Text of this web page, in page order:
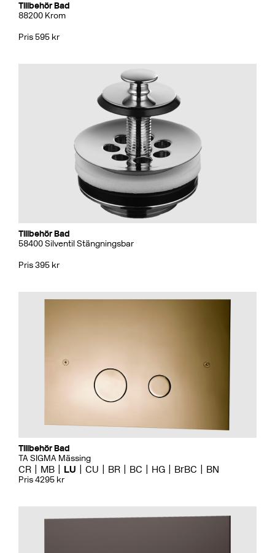
Tillbehör Bad
88200 Krom
Pris 595 kr
Tillbehör Bad
58400 Silventil Stängningsbar
Pris 395 kr
Tillbehör Bad
TA SIGMA Mässing
CR MB LU CU BR BC HG BrBC BN
Pris 4295 kr